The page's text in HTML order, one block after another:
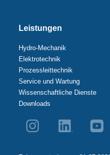
Leistungen
Hydro-Mechanik
Elektrotechnik
Prozessleittechnik
Service und Wartung
Wissenschaftliche Dienste
Downloads